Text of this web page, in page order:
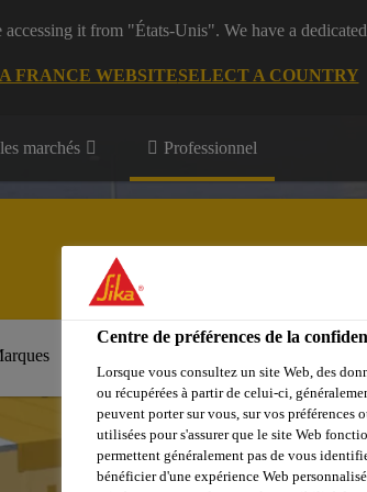
it from "États-Unis". We have a
FRANCE WEBSITESELECT A COUNTRY
marchés Professionnel
Centre de préférences de la
Lorsque vous consultez un site Web, des
ou récupérées à partir de celui-ci,
peuvent porter sur vous, sur vos
utilisées pour s'assurer que le site Web
permettent généralement pas de vous
bénéficier d'une expérience Web